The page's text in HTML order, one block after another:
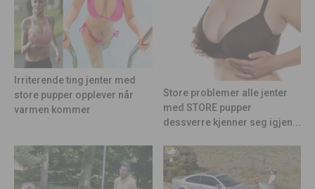
Irriterende ting jenter med
store pupper opplever når
varmen kommer
Store problemer alle jenter
med STORE pupper
dessverre kjenner seg igjen...